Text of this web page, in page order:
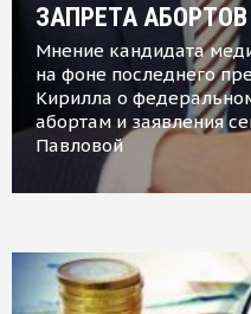
ЗАПРЕТА АБОРТОВ
Мнение кандидата
на фоне последнего
Кирилла о
абортам и заявления
Павловой